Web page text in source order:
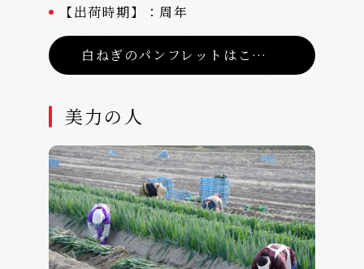
【出荷時期】：周年
白ねぎのパンフレットはこちら
美力の人